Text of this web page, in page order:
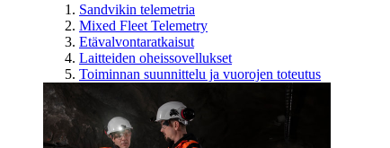
Sandvikin telemetria
Mixed Fleet Telemetry
Etävalvontaratkaisut
Laitteiden oheissovellukset
Toiminnan suunnittelu ja vuorojen toteutus